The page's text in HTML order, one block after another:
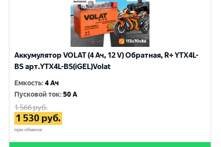
Аккумулятор VOLAT (4 Ач, 12 V) Обратная, R+ YTX4L-
BS арт.YTX4L-BS(iGEL)Volat
Емкость:4 Ач
Пусковой ток:50 A
1 566руб.
1 530 руб.
при обмене